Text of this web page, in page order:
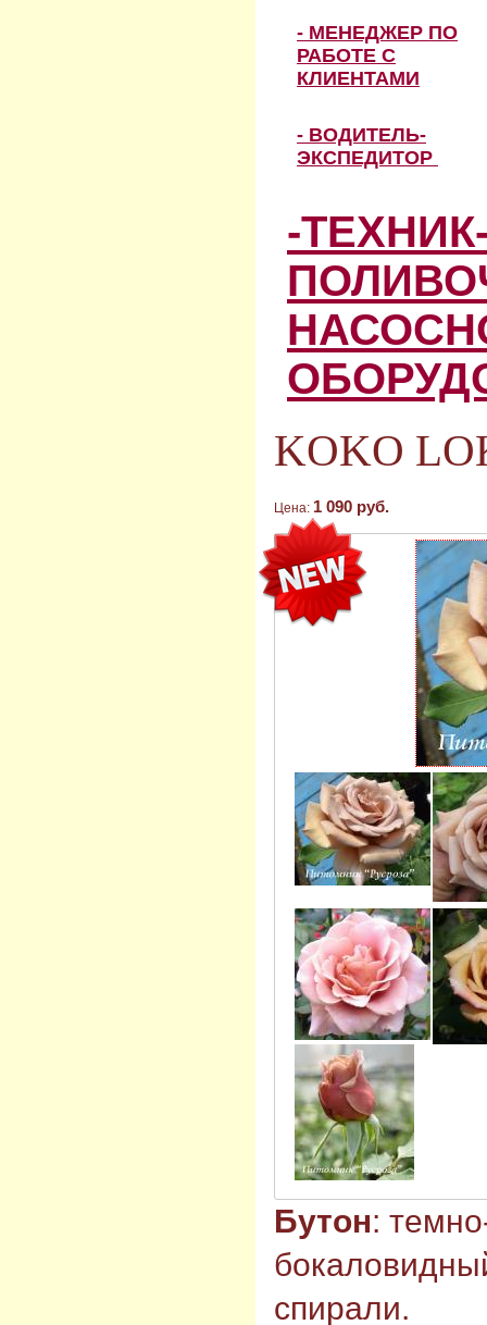
- МЕНЕДЖЕР ПО
РАБОТЕ С
КЛИЕНТАМИ
- ВОДИТЕЛЬ-
ЭКСПЕДИТОР
-
KOKO
Цена: 1 090 руб.
Бутон:
спирали.